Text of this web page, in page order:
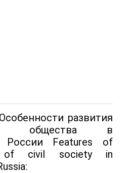
развития
общества в
России Features of
of civil society in